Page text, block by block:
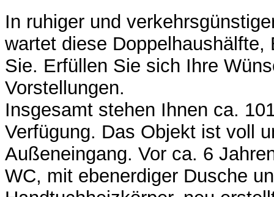
In ruhiger und
wartet diese Doppelhaushälfte,
Sie. Erfüllen Sie sich Ihre
Vorstellungen.
Insgesamt stehen Ihnen ca.
Verfügung. Das Objekt ist voll
Außeneingang. Vor ca. 6
WC, mit ebenerdiger Dusche